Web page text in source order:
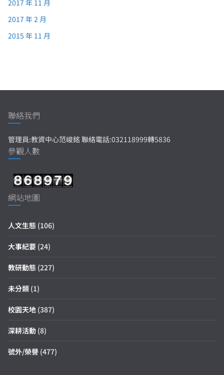
2017 年 11 月
2017 年 2 月
2015 年 11 月
聯絡我們
管理員:教資中心范峻銘 聯絡電話:032118999轉5836
參觀人數
網站地圖
人文生態 (106)
大事紀要 (24)
教研動態 (227)
未分類 (1)
校園天地 (387)
深耕活動 (8)
號外/榮譽 (477)